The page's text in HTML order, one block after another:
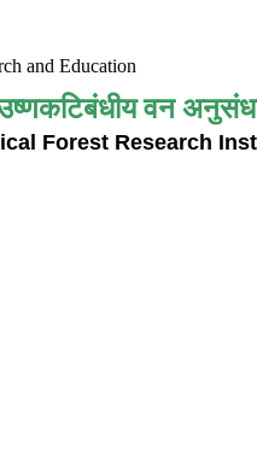
वन
Forest Research